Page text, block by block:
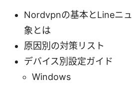
Nordvpnの基本とLineニ
象とは
原因別の対策リスト
デバイス別設定ガイド
Windows